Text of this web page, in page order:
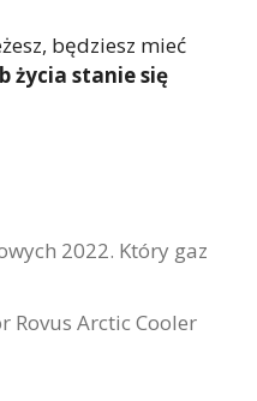
będziesz mieć
życia stanie się
2022. Który gaz
Rovus Arctic Cooler